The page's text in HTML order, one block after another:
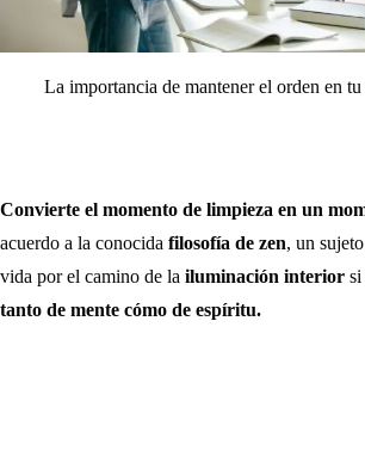
La importancia de mantener el orden en
Convierte el momento de limpieza en un
acuerdo a la conocida filosofía de zen, un
vida por el camino de la iluminación interior si
tanto de mente cómo de espíritu.